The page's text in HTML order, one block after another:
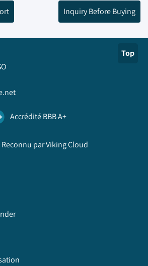
Inquiry Before Buying
Top
Accrédité BBB A+
Reconnu par Viking Cloud